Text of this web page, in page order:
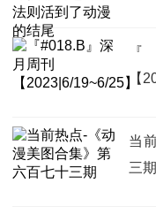
【
当
三期